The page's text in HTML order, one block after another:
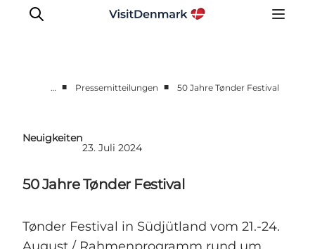
Neueste Nachrichten
Work with us
… ■ Pressemitteilungen ■ 50 Jahre Tønder Festival
Neuigkeiten
23. Juli 2024
50 Jahre Tønder Festival
Tønder Festival in Südjütland vom 21.-24.
August / Rahmenprogramm rund um